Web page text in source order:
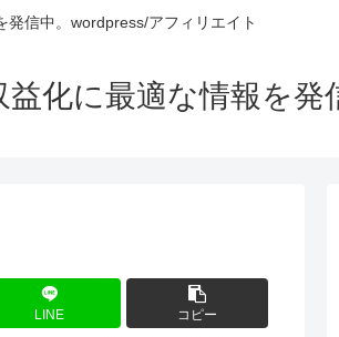
発信中。wordpress/アフィリエイト
化に最適な情報を発
LINE コピー